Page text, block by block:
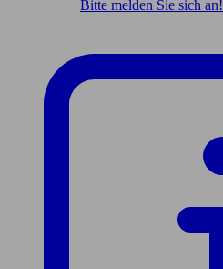
Bitte melden Sie sich an!